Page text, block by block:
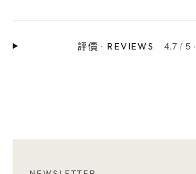
評價 ·REVIEWS 4.7/ 5·